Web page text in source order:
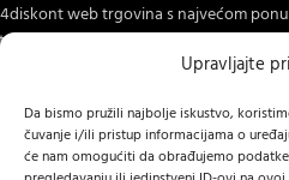
Upravljajte
Da bismo pružili najbolje iskustvo,
čuvanje i/ili pristup informacijama o
će nam omogućiti da obrađujemo
web trgovina s najvećom
za dom i vrt.
INFORMACIJE O KUPNJI